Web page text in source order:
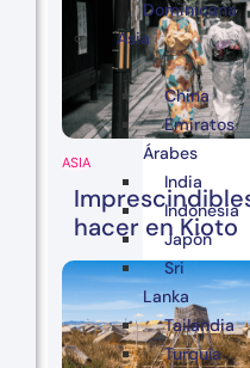
ASIA
hacer en Kioto
Dominicana
Asia
China
Emiratos
Árabes
India
Indonesia
Japón
Sri
Lanka
Tailandia
Turquía